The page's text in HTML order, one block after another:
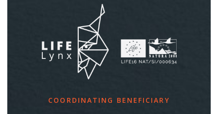
COORDINATING BENEFICIARY